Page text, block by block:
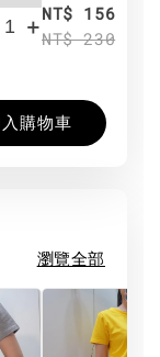
+NT$ 156
NT$ 230
購物車
瀏覽全部